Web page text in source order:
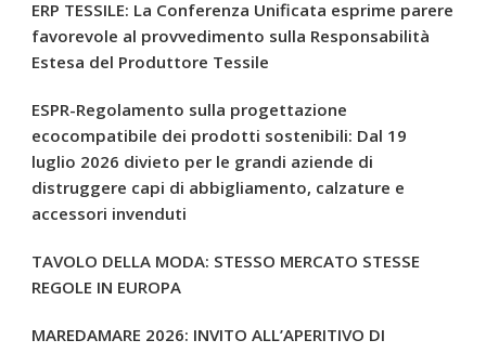
ERP TESSILE: La Conferenza Unificata esprime parere
favorevole al provvedimento sulla Responsabilità
Estesa del Produttore Tessile
ESPR-Regolamento sulla progettazione
ecocompatibile dei prodotti sostenibili: Dal 19
luglio 2026 divieto per le grandi aziende di
distruggere capi di abbigliamento, calzature e
accessori invenduti
TAVOLO DELLA MODA: STESSO MERCATO STESSE
REGOLE IN EUROPA
MAREDAMARE 2026: INVITO ALL’APERITIVO DI